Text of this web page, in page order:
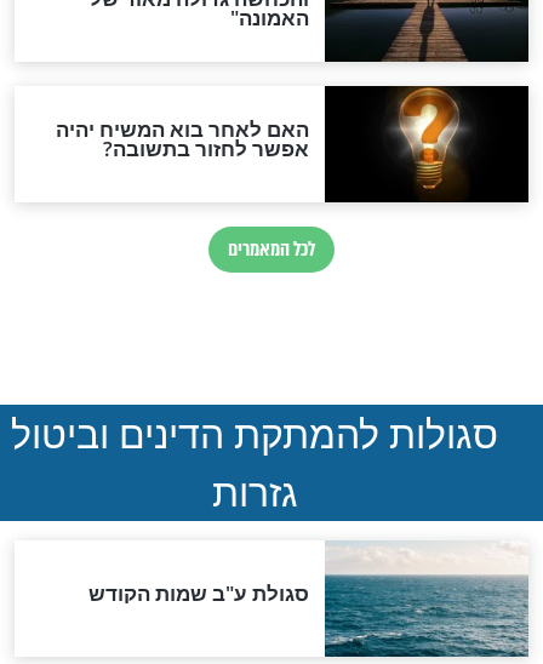
נהרגו בדרום לבנון
ההסכם החשאי של טראמפ
סימני שאלה
שורדת השואה שחוגגת 100:
"מודה לקב"ה על כל השנים"